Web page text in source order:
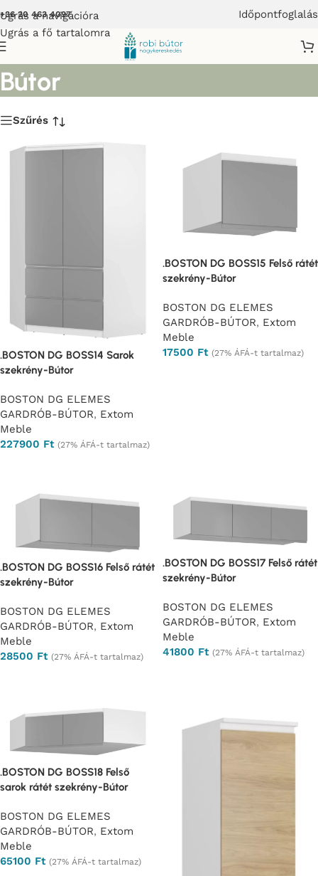
Ugrás a navigációra
Ugrás a fő tartalomra
+36 20 463 4097 Időpontfoglalás
Elemes Gardrób rendszer-
Bútor
Szűrés
.BOSTON DG BOSS14 Sarok
szekrény-Bútor
BOSTON DG ELEMES
GARDRÓB-BÚTOR, Extom
Meble
227900 Ft (27% ÁFÁ-t tartalmaz)
.BOSTON DG BOSS15 Felső rátét
szekrény-Bútor
BOSTON DG ELEMES
GARDRÓB-BÚTOR, Extom
Meble
17500 Ft (27% ÁFÁ-t tartalmaz)
.BOSTON DG BOSS16 Felső rátét
szekrény-Bútor
BOSTON DG ELEMES
GARDRÓB-BÚTOR, Extom
Meble
28500 Ft (27% ÁFÁ-t tartalmaz)
.BOSTON DG BOSS17 Felső rátét
szekrény-Bútor
BOSTON DG ELEMES
GARDRÓB-BÚTOR, Extom
Meble
41800 Ft (27% ÁFÁ-t tartalmaz)
.BOSTON DG BOSS18 Felső
sarok rátét szekrény-Bútor
BOSTON DG ELEMES
GARDRÓB-BÚTOR, Extom
Meble
65100 Ft (27% ÁFÁ-t tartalmaz)